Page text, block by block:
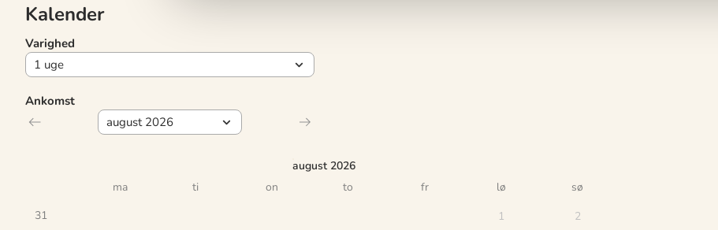
Kalender
Ankomst
august 2026
ma
ti on to fr lø
sø
31
1
2
Varighed